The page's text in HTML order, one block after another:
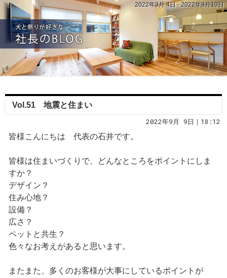
2022年9月 4日 - 2022年9月10日
Vol.51 地震と住まい
2022年9月 9日｜18:12
皆様こんにちは 代表の石井です。
皆様は住まいづくりで、どんなところをポイントにしま
すか？
デザイン？
住み心地？
設備？
広さ？
ペットと共生？
色々なお考えがあると思います。
またまた、多くのお客様が大事にしているポイントが